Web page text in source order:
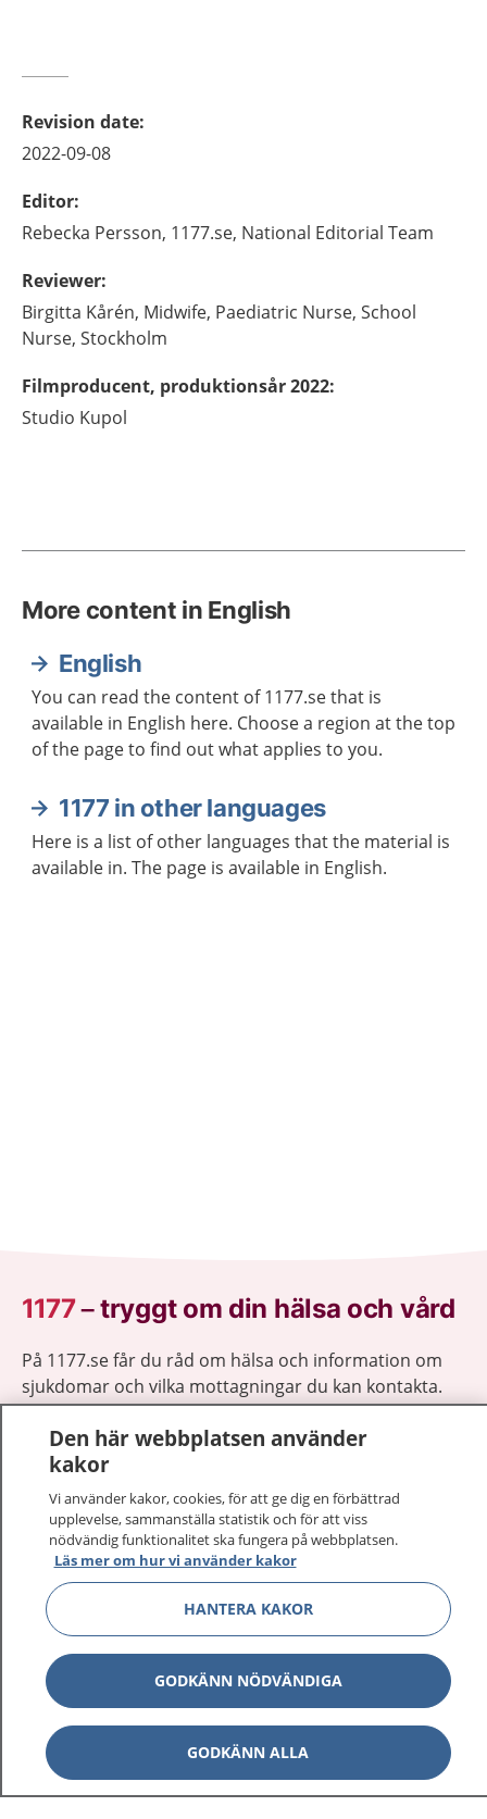
Revision date:
2022-09-08
Editor:
Rebecka Persson, 1177.se, National Editorial Team
Reviewer:
Birgitta Kårén, Midwife, Paediatric Nurse, School
Nurse, Stockholm
Filmproducent, produktionsår 2022:
Studio Kupol
More content in English
English
You can read the content of 1177.se that is
available in English here. Choose a region at the top
of the page to find out what applies to you.
1177 in other languages
Here is a list of other languages that the material is
available in. The page is available in English.
1177–tryggt om din hälsa och vård
På 1177.se får du råd om hälsa och information om
sjukdomar och vilka mottagningar du kan kontakta.
Logga in för att läsa din journal och göra dina
vårdärenden. Ring telefonnummer 1177 för
sjukvårdsrådgivning dygnet runt.
1177 ger dig råd när du vill må bättre.
1177 på flera språk Show
Om 1177 Show
Kontakt Show
Den här webbplatsen använder
kakor
Vi använder kakor, cookies, för att ge dig en förbättrad
upplevelse, sammanställa statistik och för att viss
nödvändig funktionalitet ska fungera på webbplatsen.
Läs mer om hur vi använder kakor
HANTERA KAKOR
GODKÄNN NÖDVÄNDIGA
GODKÄNN ALLA